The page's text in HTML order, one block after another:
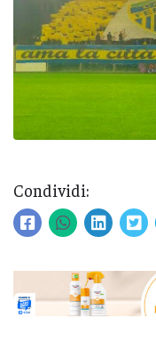
Condividi: